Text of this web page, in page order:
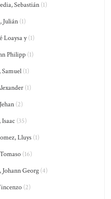
Sebastián(1)
Julián(1)
Loaysa y(1)
Philipp(1)
(1)
(1)
(2)
(35)
Lluys(1)
(16)
Georg (4)
(2)